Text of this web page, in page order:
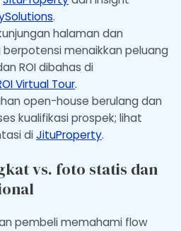
.
halaman dan
menaikkan peluang
ROI dibahas di
Virtual Tour.
open-house berulang dan
kualifikasi prospek; lihat
di JituProperty.
vs. foto statis dan
pembeli memahami flow